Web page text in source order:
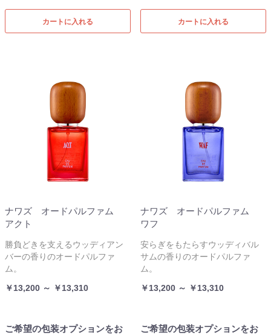
カートに入れる カートに入れる
ナワズ オードパルファム
アクト
勝負どきを支えるウッディアン
バーの香りのオードパルファ
ム。
￥13,200 ～ ￥13,310
ご希望の包装オプションをお
ナワズ オードパルファム
ワフ
安らぎをもたらすウッディバル
サムの香りのオードパルファ
ム。
￥13,200 ～ ￥13,310
ご希望の包装オプションをお